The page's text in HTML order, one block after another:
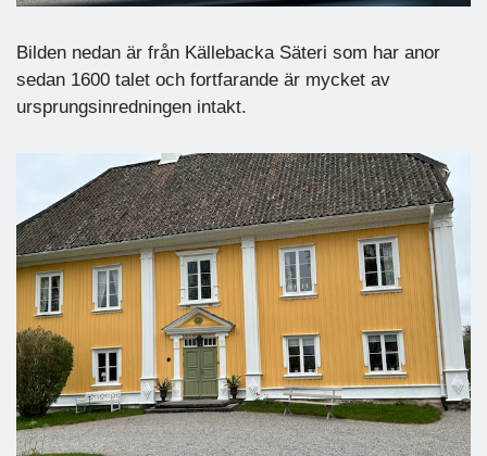
Bilden nedan är från Källebacka Säteri som har anor
sedan 1600 talet och fortfarande är mycket av
ursprungsinredningen intakt.